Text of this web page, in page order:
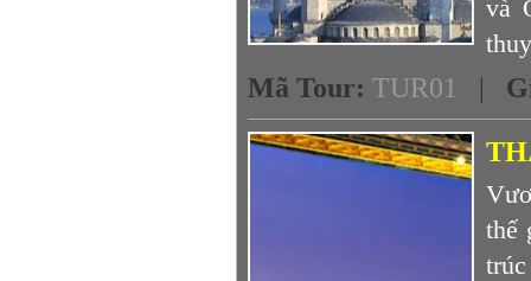
và
Mã Tour: TUR01 |
thế